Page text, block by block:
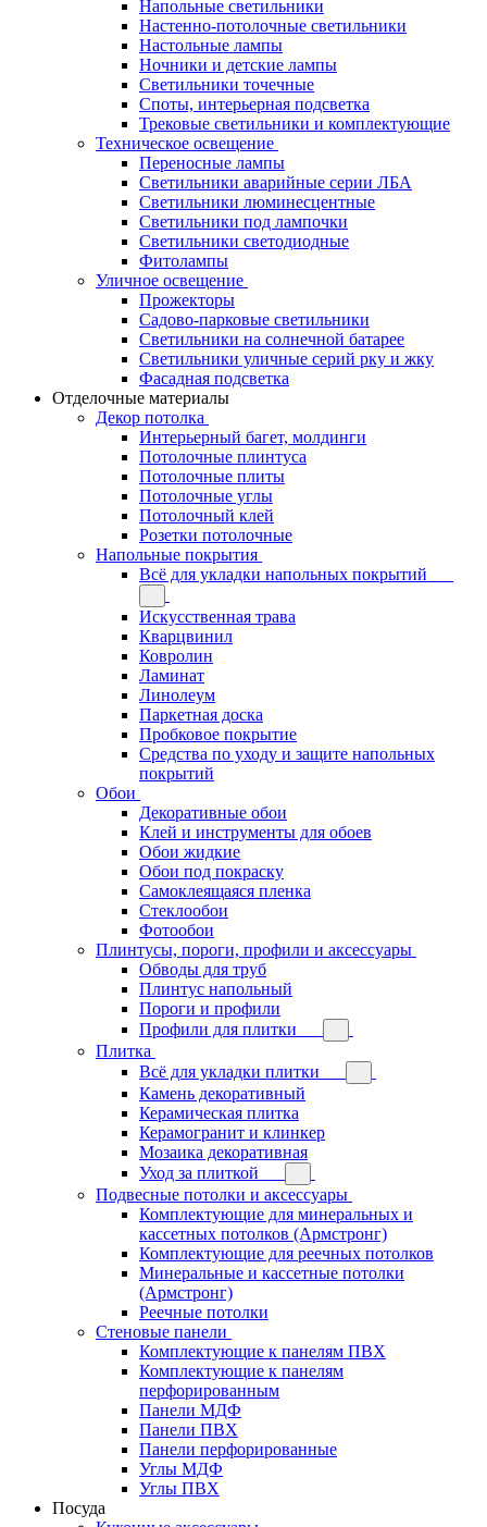
Напольные светильники
Настенно-потолочные светильники
Настольные лампы
Ночники и детские лампы
Светильники точечные
Споты, интерьерная подсветка
Трековые светильники и комплектующие
Техническое освещение
Переносные лампы
Светильники аварийные серии ЛБА
Светильники люминесцентные
Светильники под лампочки
Светильники светодиодные
Фитолампы
Уличное освещение
Прожекторы
Садово-парковые светильники
Светильники на солнечной батарее
Светильники уличные серий рку и жку
Фасадная подсветка
Отделочные материалы
Декор потолка
Интерьерный багет, молдинги
Потолочные плинтуса
Потолочные плиты
Потолочные углы
Потолочный клей
Розетки потолочные
Напольные покрытия
Всё для укладки напольных покрытий
Искусственная трава
Кварцвинил
Ковролин
Ламинат
Линолеум
Паркетная доска
Пробковое покрытие
Средства по уходу и защите напольных
покрытий
Обои
Декоративные обои
Клей и инструменты для обоев
Обои жидкие
Обои под покраску
Самоклеящаяся пленка
Стеклообои
Фотообои
Плинтусы, пороги, профили и аксессуары
Обводы для труб
Плинтус напольный
Пороги и профили
Профили для плитки
Плитка
Всё для укладки плитки
Камень декоративный
Керамическая плитка
Керамогранит и клинкер
Мозаика декоративная
Уход за плиткой
Подвесные потолки и аксессуары
Комплектующие для минеральных и
кассетных потолков (Армстронг)
Комплектующие для реечных потолков
Минеральные и кассетные потолки
(Армстронг)
Реечные потолки
Стеновые панели
Комплектующие к панелям ПВХ
Комплектующие к панелям
перфорированным
Панели МДФ
Панели ПВХ
Панели перфорированные
Углы МДФ
Углы ПВХ
Посуда